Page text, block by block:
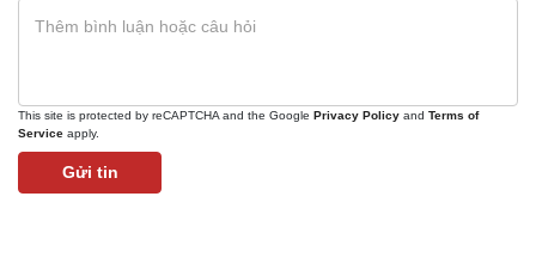
This site is protected by reCAPTCHA and the Google Privacy Policy and Terms of
Service apply.
Gửi tin